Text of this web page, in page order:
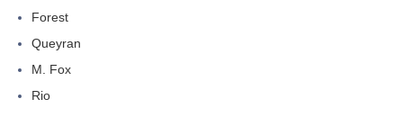
Forest
Queyran
M. Fox
Rio